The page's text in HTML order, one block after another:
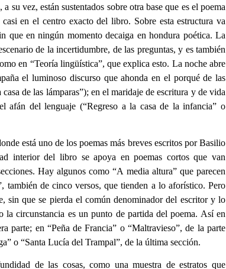
su vez, están sustentados sobre otra base que es el poema
en el centro exacto del libro. Sobre esta estructura va
que en ningún momento decaiga en hondura poética. La
de la incertidumbre, de las preguntas, y es también
en “Teoría lingüística”, que explica esto. La noche abre
el luminoso discurso que ahonda en el porqué de las
de las lámparas”); en el maridaje de escritura y de vida
del lenguaje (“Regreso a la casa de la infancia” o
está uno de los poemas más breves escritos por Basilio
interior del libro se apoya en poemas cortos que van
Hay algunos como “A media altura” que parecen
también de cinco versos, que tienden a lo aforístico. Pero
sin que se pierda el común denominador del escritor y lo
la circunstancia es un punto de partida del poema. Así en
parte; en “Peña de Francia” o “Maltravieso”, de la parte
o “Santa Lucía del Trampal”, de la última sección.
de las cosas, como una muestra de estratos que